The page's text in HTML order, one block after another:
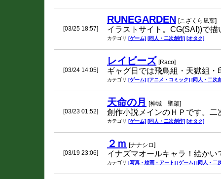
[03/25 18:57]
RUNEGARDEN [こざくら凪葉]
イラストサイト。CG(SAI))で
カテゴリ [ゲーム] [同人・二次創作] [オタク]
[03/24 14:05]
レイビーズ [Raco]
ギャグ日では飛鳥組・天獄組
カテゴリ [ゲーム] [アニメ・コミック] [同人・二次
[03/23 01:52]
天命の月 [神城 聖架]
創作小説メインのＨＰです。
カテゴリ [ゲーム] [同人・二次創作] [オタク]
[03/19 23:06]
２ｍ [ナナシロ]
イナズマオールキャラ！絵かい
カテゴリ [写真・絵画・アート] [ゲーム] [同人・二